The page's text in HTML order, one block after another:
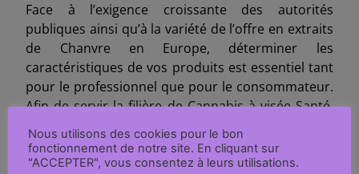
Face à l’exigence croissante des autorités
publiques ainsi qu’à la variété de l’offre en extraits
de Chanvre en Europe, déterminer les
caractéristiques de vos produits est essentiel tant
pour le professionnel que pour le consommateur.
Afin de servir la filière de Cannabis à visée Santé,
notre Laboratoire propose une offre d’analyse
adaptée à vos besoins. Les analyses sont réalisées
au sein de notre Laboratoire situé en région
Nous utilisons des cookies pour le bon
fonctionnement de notre site. En cliquant sur
"ACCEPTER", vous consentez à leurs utilisations.